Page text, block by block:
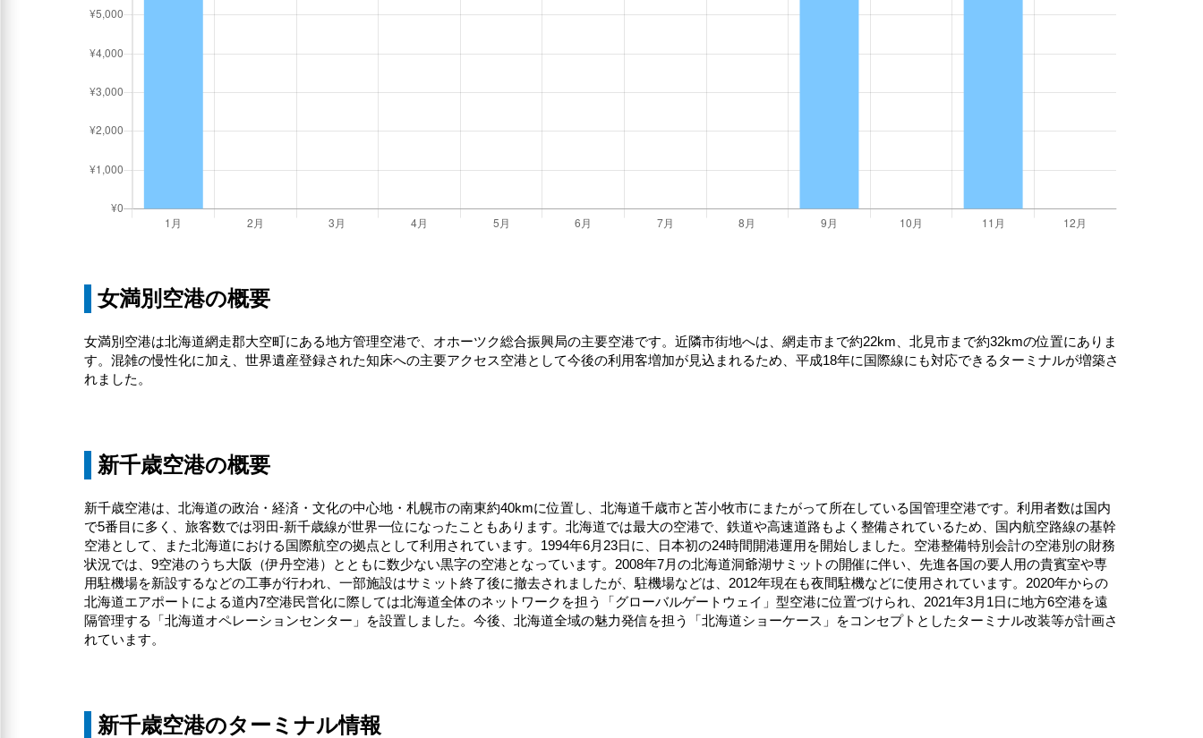
女満別空港の概要
女満別空港は北海道網走郡大空町にある地方管理空港で、オホーツク総合振興局の主要空港です。近隣市街地へは、網走市まで約22km、北見市まで約32kmの位置にありま
す。混雑の慢性化に加え、世界遺産登録された知床への主要アクセス空港として今後の利用客増加が見込まれるため、平成18年に国際線にも対応できるターミナルが増築さ
れました。
新千歳空港の概要
新千歳空港は、北海道の政治・経済・文化の中心地・札幌市の南東約40kmに位置し、北海道千歳市と苫小牧市にまたがって所在している国管理空港です。利用者数は国内
で5番目に多く、旅客数では羽田-新千歳線が世界一位になったこともあります。北海道では最大の空港で、鉄道や高速道路もよく整備されているため、国内航空路線の基幹
空港として、また北海道における国際航空の拠点として利用されています。1994年6月23日に、日本初の24時間開港運用を開始しました。空港整備特別会計の空港別の財務
状況では、9空港のうち大阪（伊丹空港）とともに数少ない黒字の空港となっています。2008年7月の北海道洞爺湖サミットの開催に伴い、先進各国の要人用の貴賓室や専
用駐機場を新設するなどの工事が行われ、一部施設はサミット終了後に撤去されましたが、駐機場などは、2012年現在も夜間駐機などに使用されています。2020年からの
北海道エアポートによる道内7空港民営化に際しては北海道全体のネットワークを担う「グローバルゲートウェイ」型空港に位置づけられ、2021年3月1日に地方6空港を遠
隔管理する「北海道オペレーションセンター」を設置しました。今後、北海道全域の魅力発信を担う「北海道ショーケース」をコンセプトとしたターミナル改装等が計画さ
れています。
新千歳空港のターミナル情報